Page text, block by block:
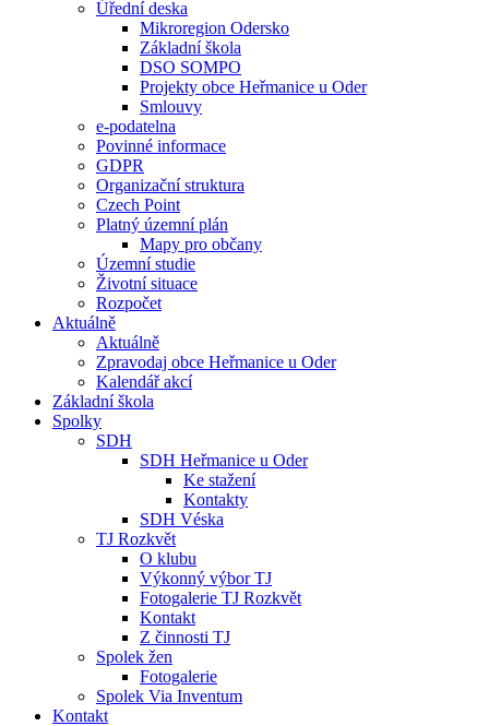
Úřední deska
Mikroregion Odersko
Základní škola
DSO SOMPO
Projekty obce Heřmanice u Oder
Smlouvy
e-podatelna
Povinné informace
GDPR
Organizační struktura
Czech Point
Platný územní plán
Mapy pro občany
Územní studie
Životní situace
Rozpočet
Aktuálně
Aktuálně
Zpravodaj obce Heřmanice u Oder
Kalendář akcí
Základní škola
Spolky
SDH
SDH Heřmanice u Oder
Ke stažení
Kontakty
SDH Véska
TJ Rozkvět
O klubu
Výkonný výbor TJ
Fotogalerie TJ Rozkvět
Kontakt
Z činnosti TJ
Spolek žen
Fotogalerie
Spolek Via Inventum
Kontakt